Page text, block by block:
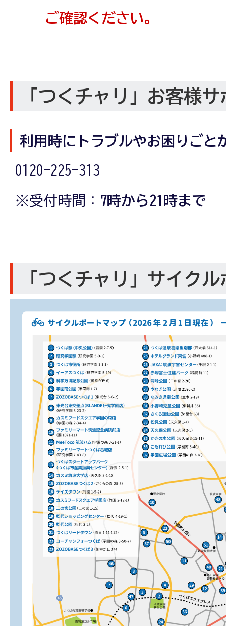
ご確認ください。
「つくチャリ」お客様
利用時にトラブルやお困りごと
0120-225-313
※受付時間： 7時から21時まで
「つくチャリ」サイク